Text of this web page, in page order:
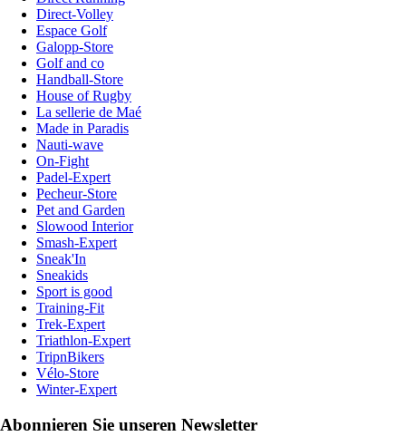
Direct-Volley
Espace Golf
Galopp-Store
Golf and co
Handball-Store
House of Rugby
La sellerie de Maé
Made in Paradis
Nauti-wave
On-Fight
Padel-Expert
Pecheur-Store
Pet and Garden
Slowood Interior
Smash-Expert
Sneak'In
Sneakids
Sport is good
Training-Fit
Trek-Expert
Triathlon-Expert
TripnBikers
Vélo-Store
Winter-Expert
Abonnieren Sie unseren Newsletter